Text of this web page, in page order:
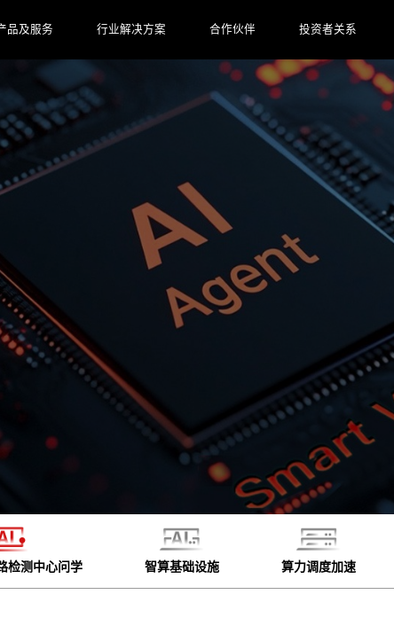
品及服务 行业解决方案 合作伙伴 投资者关系
检测中心问学 智算基础设施 算力调度加速